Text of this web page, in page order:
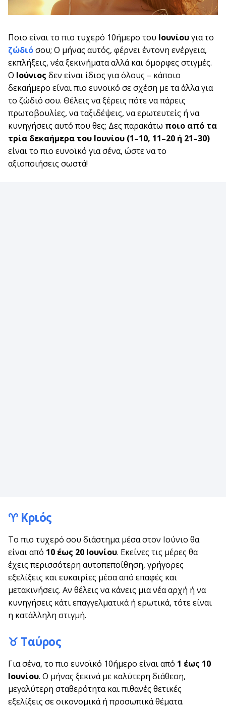
Ποιο είναι το πιο τυχερό 10ήμερο του Ιουνίουγια το
ζώδιόσου; Ο μήνας αυτός, φέρνει έντονη ενέργεια,
εκπλήξεις, νέα ξεκινήματα αλλά και όμορφες στιγμές.
Ο Ιούνιος δεν είναι ίδιος για όλους – κάποιο
δεκαήμερο είναι πιο ευνοϊκό σε σχέση με τα άλλα για
το ζώδιό σου. Θέλεις να ξέρεις πότε να πάρεις
πρωτοβουλίες, να ταξιδέψεις, να ερωτευτείς ή να
κυνηγήσεις αυτό που θες; Δες παρακάτω ποιο από τα
τρία δεκαήμερα του Ιουνίου (1–10, 11–20 ή 21–30)
είναι το πιο ευνοϊκό για σένα, ώστε να το
αξιοποιήσεις σωστά!
♈ Κριός
Το πιο τυχερό σου διάστημα μέσα στον Ιούνιο θα
είναι από 10 έως 20 Ιουνίου. Εκείνες τις μέρες θα
έχεις περισσότερη αυτοπεποίθηση, γρήγορες
εξελίξεις και ευκαιρίες μέσα από επαφές και
μετακινήσεις. Αν θέλεις να κάνεις μια νέα αρχή ή να
κυνηγήσεις κάτι επαγγελματικά ή ερωτικά, τότε είναι
η κατάλληλη στιγμή.
♉ Ταύρος
Για σένα, το πιο ευνοϊκό 10ήμερο είναι από 1 έως 10
Ιουνίου. Ο μήνας ξεκινά με καλύτερη διάθεση,
μεγαλύτερη σταθερότητα και πιθανές θετικές
εξελίξεις σε οικονομικά ή προσωπικά θέματα.